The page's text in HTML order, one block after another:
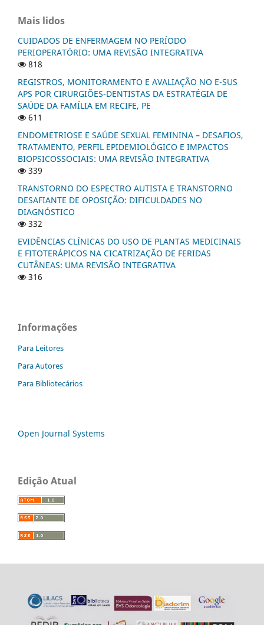
Mais lidos
CUIDADOS DE ENFERMAGEM NO PERÍODO
PERIOPERATÓRIO: UMA REVISÃO INTEGRATIVA
818
REGISTROS, MONITORAMENTO E AVALIAÇÃO NO E-SUS
APS POR CIRURGIÕES-DENTISTAS DA ESTRATÉGIA DE
SAÚDE DA FAMÍLIA EM RECIFE, PE
611
ENDOMETRIOSE E SAÚDE SEXUAL FEMININA – DESAFIOS,
TRATAMENTO, PERFIL EPIDEMIOLÓGICO E IMPACTOS
BIOPSICOSSOCIAIS: UMA REVISÃO INTEGRATIVA
339
TRANSTORNO DO ESPECTRO AUTISTA E TRANSTORNO
DESAFIANTE DE OPOSIÇÃO: DIFICULDADES NO
DIAGNÓSTICO
332
EVIDÊNCIAS CLÍNICAS DO USO DE PLANTAS MEDICINAIS
E FITOTERÁPICOS NA CICATRIZAÇÃO DE FERIDAS
CUTÂNEAS: UMA REVISÃO INTEGRATIVA
316
Informações
Para Leitores
Para Autores
Para Bibliotecários
Open Journal Systems
Edição Atual